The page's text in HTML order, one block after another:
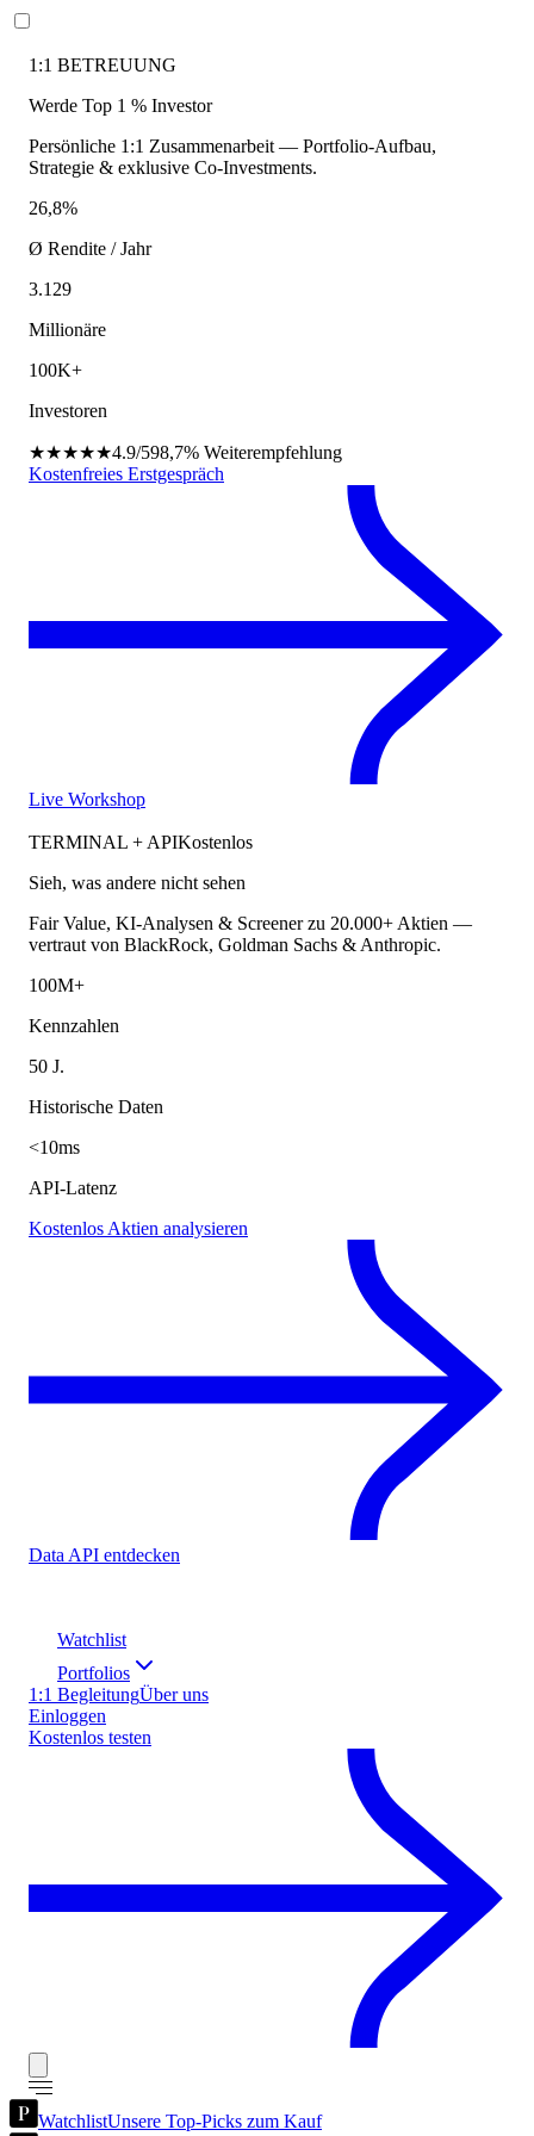
1:1 BETREUUNG
Werde Top 1 % Investor
Persönliche 1:1 Zusammenarbeit — Portfolio-Aufbau,
Strategie & exklusive Co-Investments.
26,8%
Ø Rendite / Jahr
3.129
Millionäre
100K+
Investoren
★★★★★4.9/598,7% Weiterempfehlung
Kostenfreies Erstgespräch
Live Workshop
TERMINAL + APIKostenlos
Sieh, was andere nicht sehen
Fair Value, KI-Analysen & Screener zu 20.000+ Aktien —
vertraut von BlackRock, Goldman Sachs & Anthropic.
100M+
Kennzahlen
50 J.
Historische Daten
<10ms
API-Latenz
Kostenlos Aktien analysieren
Data API entdecken
Watchlist
Portfolios
1:1 BegleitungÜber uns
Einloggen
Kostenlos testen
WatchlistUnsere Top-Picks zum Kauf